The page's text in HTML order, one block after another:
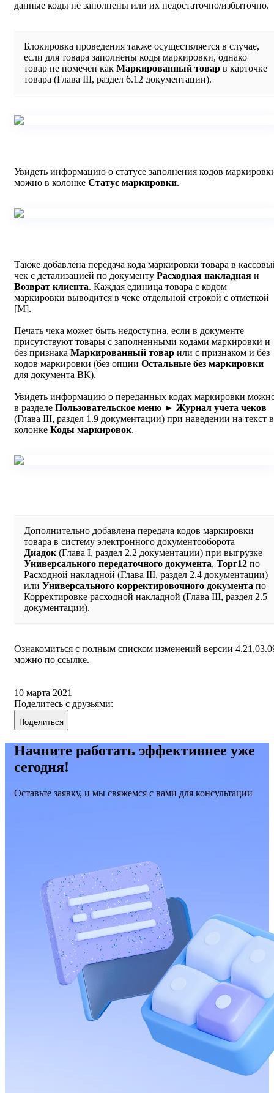
данные коды не заполнены или их недостаточно/избыточно.
Блокировка проведения также осуществляется в случае,
если для товара заполнены коды маркировки, однако
товар не помечен как Маркированный товар в карточке
товара (Глава III, раздел 6.12 документации).
Увидеть информацию о статусе заполнения кодов
можно в колонке Статус маркировки.
Также добавлена передача кода маркировки товара в
чек с детализацией по документу Расходная накладная и
Возврат клиента. Каждая единица товара с кодом
маркировки выводится в чеке отдельной строкой с отметкой
[М].
Печать чека может быть недоступна, если в документе
присутствуют товары с заполненными кодами маркировки и
без признака Маркированный товар или с признаком и без
кодов маркировки (без опции Остальные без маркировки
для документа ВК).
Увидеть информацию о переданных кодах маркировки
в разделе Пользовательское меню ► Журнал учета чеков
(Глава III, раздел 1.9 документации) при наведении на текст в
колонке Коды маркировок.
Дополнительно добавлена передача кодов маркировки
товара в систему электронного документооборота
Диадок(Глава I, раздел 2.2 документации) при выгрузке
Универсального передаточного документа, Торг12 по
Расходной накладной (Глава III, раздел 2.4 документации)
или Универсального корректировочного документа по
Корректировке расходной накладной (Глава III, раздел 2.5
документации).
Ознакомиться с полным списком изменений версии
можно по ссылке.
10 марта 2021
Поделитесь с друзьями:
Поделиться
Начните работать эффективнее уже
сегодня!
Оставьте заявку, и мы свяжемся с вами для консультации